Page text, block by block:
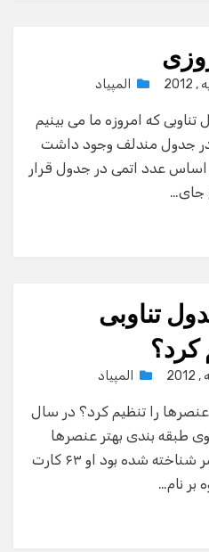
المپیاد
که امروزه ما می بینیم
جدول مندلف وجود داشت
اساس عدد اتمی در جدول قرار
جای…
تناوبی
کرد؟
المپیاد
را تنظیم کرد؟ در سال
روی طبقه بندی بهتر عنصرها
تحقیق می کرد فقط ۶۳ عنصر شناخته شده بود او ۶۳ کارت
بر نام…